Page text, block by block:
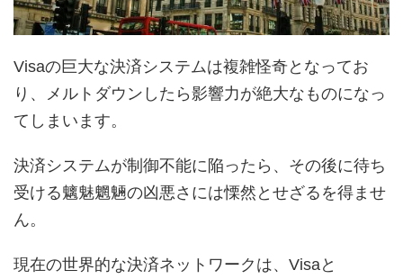
Visaの巨大な決済システムは複雑怪奇となってお
り、メルトダウンしたら影響力が絶大なものになっ
てしまいます。
決済システムが制御不能に陥ったら、その後に待ち
受ける魑魅魍魎の凶悪さには慄然とせざるを得ませ
ん。
現在の世界的な決済ネットワークは、Visaと